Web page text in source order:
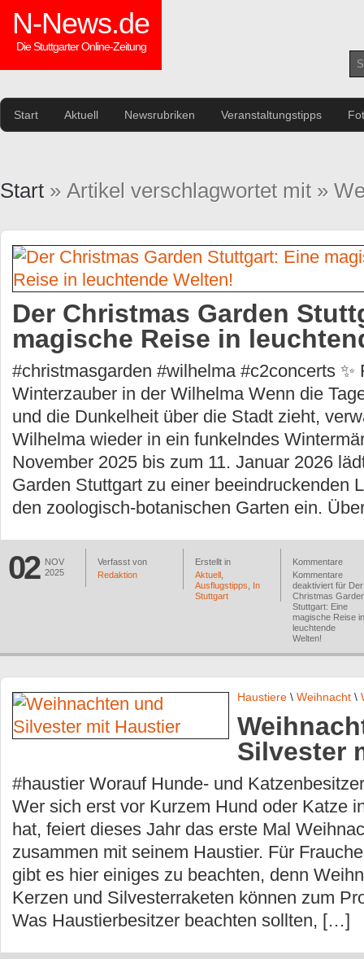
N-News.de
Die Stuttgarter Online-Zeitung
Start Aktuell Newsrubriken Veranstaltungstipps
Start » Artikel verschlagwortet mit »
Der Christmas Garden
magische Reise in
#christmasgarden #wilhelma #c2concerts ✨
Winterzauber in der Wilhelma Wenn die
und die Dunkelheit über die Stadt zieht,
Wilhelma wieder in ein funkelndes
November 2025 bis zum 11. Januar 2026
Garden Stuttgart zu einer beeindruckenden
den zoologisch-botanischen Garten ein.
02
NOV
2025
Verfasst von
Redaktion
Erstellt in
Aktuell
Ausflugstipps
In
Stuttgart
Kommentare
Kommentare
deaktiviert für Der
Christmas
Stuttgart: Eine
magische Reise in
leuchtende
Welten!
Haustiere \ Weihnacht \
Silvester
#haustier Worauf Hunde- und
Wer sich erst vor Kurzem Hund oder Katze
hat, feiert dieses Jahr das erste Mal
zusammen mit seinem Haustier. Für
gibt es hier einiges zu beachten, denn
Kerzen und Silvesterraketen können zum
Was Haustierbesitzer beachten sollten, […]